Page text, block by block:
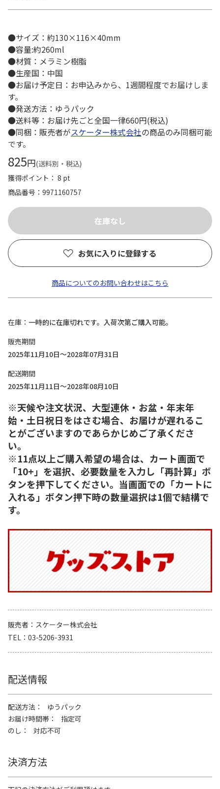
●サイズ：約130×116×40mm
●容量:約260ml
●材質：メラミン樹脂
●生産国：中国
●お届け予定日：お申込みから、1週間程度でお届けしま
す。
●発送方法：ゆうパック
●送料等：お届け先ごと全国一律660円(税込)
●同梱：販売者がスケーター株式会社の商品のみ同梱可能
です。
825円(送料別・税込)
獲得ポイント： 8 pt
商品番号
9971160757
お気に入りに登録する
商品についてのお問い合わせはこちら
在庫
一時的に在庫切れです。入荷次第ご購入可能。
販売期間
2025年11月10日～2028年07月31日
配送期間
2025年11月11日～2028年08月10日
※天候や注文状況、大型連休・お盆・年末年
始・土日祝日をはさむ場合、お届けが遅れるこ
とがございますのであらかじめご了承くださ
い。
※11点以上ご購入希望の場合は、カート画面で
「10+」を選択、必要数量を入力し「再計算」ボ
タンを押下してください。当画面での「カートに
入れる」ボタン押下時の数量選択は1個で結構で
す。
販売者
スケーター株式会社
TEL
03-5206-3931
配送情報
配送方法
ゆうパック
お届け時間帯
指定可
のし
対応不可
決済方法